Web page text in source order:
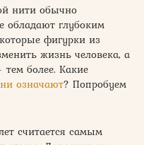
нити обычно
обладают глубоким
фигурки из
жизнь человека, а
более. Какие
означают? Попробуем
считается самым